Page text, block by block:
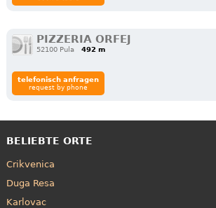
PIZZERIA ORFEJ
52100 Pula
492 m
telefonisch anfragen
request by phone
BELIEBTE ORTE
Crikvenica
Duga Resa
Karlovac